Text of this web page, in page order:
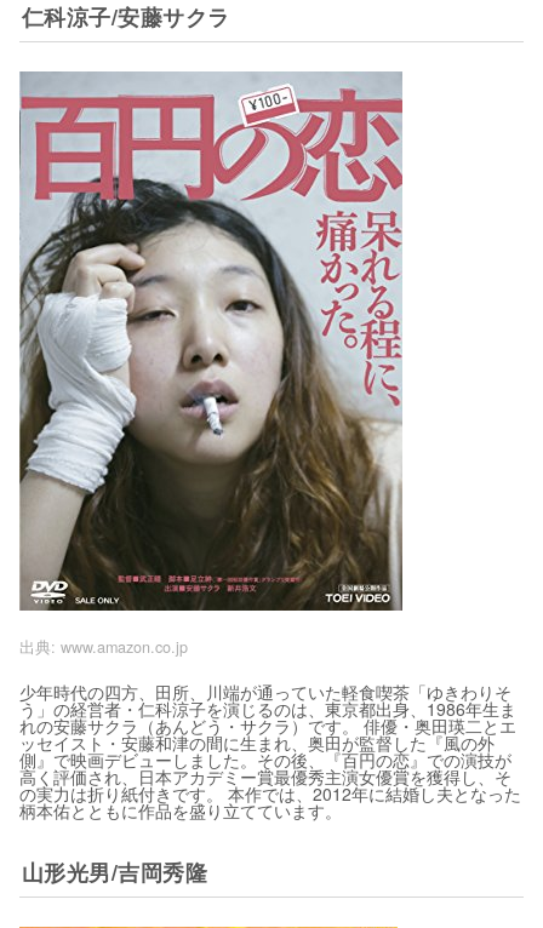
仁科涼子/安藤サクラ
出典: www.amazon.co.jp
少年時代の四方、田所、川端が通っていた軽食喫茶「ゆきわりそ
う」の経営者・仁科涼子を演じるのは、東京都出身、1986年生ま
れの安藤サクラ（あんどう・サクラ）です。 俳優・奥田瑛二とエ
ッセイスト・安藤和津の間に生まれ、奥田が監督した『風の外
側』で映画デビューしました。その後、『百円の恋』での演技が
高く評価され、日本アカデミー賞最優秀主演女優賞を獲得し、そ
の実力は折り紙付きです。 本作では、2012年に結婚し夫となった
柄本佑とともに作品を盛り立てています。
山形光男/吉岡秀隆